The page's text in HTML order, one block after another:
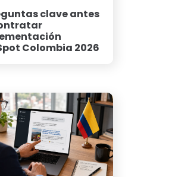
clave antes
Colombia 2026